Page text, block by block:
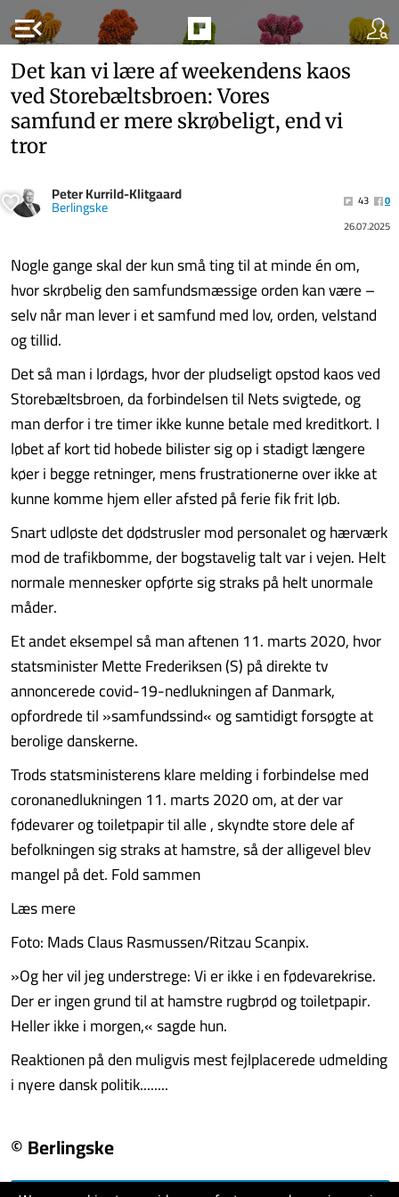
menu_open
Det kan vi lære af weekendens kaos
ved Storebæltsbroen: Vores
samfund er mere skrøbeligt, end vi
tror
Peter Kurrild-Klitgaard
Berlingske 43
0
26.07.2025
Nogle gange skal der kun små ting til at minde én om,
hvor skrøbelig den samfundsmæssige orden kan være –
selv når man lever i et samfund med lov, orden, velstand
og tillid.
Det så man i lørdags, hvor der pludseligt opstod kaos ved
Storebæltsbroen, da forbindelsen til Nets svigtede, og
man derfor i tre timer ikke kunne betale med kreditkort. I
løbet af kort tid hobede bilister sig op i stadigt længere
køer i begge retninger, mens frustrationerne over ikke at
kunne komme hjem eller afsted på ferie fik frit løb.
Snart udløste det dødstrusler mod personalet og hærværk
mod de trafikbomme, der bogstavelig talt var i vejen. Helt
normale mennesker opførte sig straks på helt unormale
måder.
Et andet eksempel så man aftenen 11. marts 2020, hvor
statsminister Mette Frederiksen (S) på direkte tv
annoncerede covid-19-nedlukningen af Danmark,
opfordrede til »samfundssind« og samtidigt forsøgte at
berolige danskerne.
Trods statsministerens klare melding i forbindelse med
coronanedlukningen 11. marts 2020 om, at der var
fødevarer og toiletpapir til alle , skyndte store dele af
befolkningen sig straks at hamstre, så der alligevel blev
mangel på det. Fold sammen
Læs mere
Foto: Mads Claus Rasmussen/Ritzau Scanpix.
»Og her vil jeg understrege: Vi er ikke i en fødevarekrise.
Der er ingen grund til at hamstre rugbrød og toiletpapir.
Heller ikke i morgen,« sagde hun.
Reaktionen på den muligvis mest fejlplacerede udmelding
i nyere dansk politik........
© Berlingske